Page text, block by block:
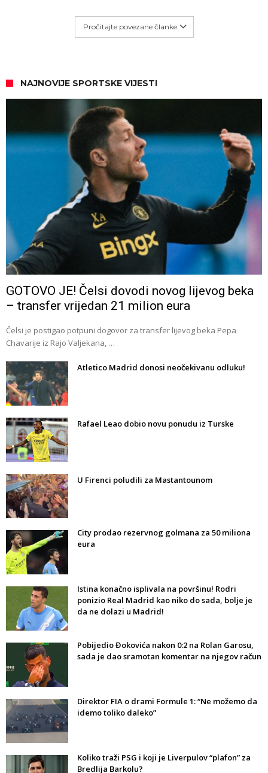
Pročitajte povezane članke
NAJNOVIJE SPORTSKE VIJESTI
GOTOVO JE! Čelsi dovodi novog lijevog beka
– transfer vrijedan 21 milion eura
Čelsi je postigao potpuni dogovor za transfer lijevog beka Pepa
Chavarije iz Rajo Valjekana, …
Atletico Madrid donosi neočekivanu odluku!
Rafael Leao dobio novu ponudu iz Turske
U Firenci poludili za Mastantounom
City prodao rezervnog golmana za 50 miliona
eura
Istina konačno isplivala na površinu! Rodri
ponizio Real Madrid kao niko do sada, bolje je
da ne dolazi u Madrid!
Pobijedio Đokovića nakon 0:2 na Rolan Garosu,
sada je dao sramotan komentar na njegov račun
Direktor FIA o drami Formule 1: “Ne možemo da
idemo toliko daleko”
Koliko traži PSG i koji je Liverpulov “plafon” za
Bredlija Barkolu?